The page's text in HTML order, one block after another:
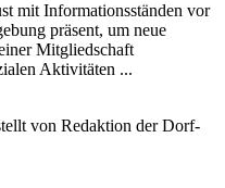
mit Informationsständen vor
präsent, um neue
Mitgliedschaft
Aktivitäten ...
von Redaktion der Dorf-